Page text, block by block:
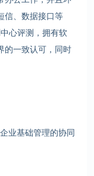
信、数据接口等
心评测，拥有软
的一致认可，同时
业基础管理的协同